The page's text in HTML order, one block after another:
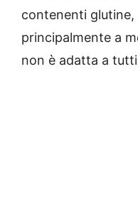
contenenti glutine,
principalmente a
non è adatta a